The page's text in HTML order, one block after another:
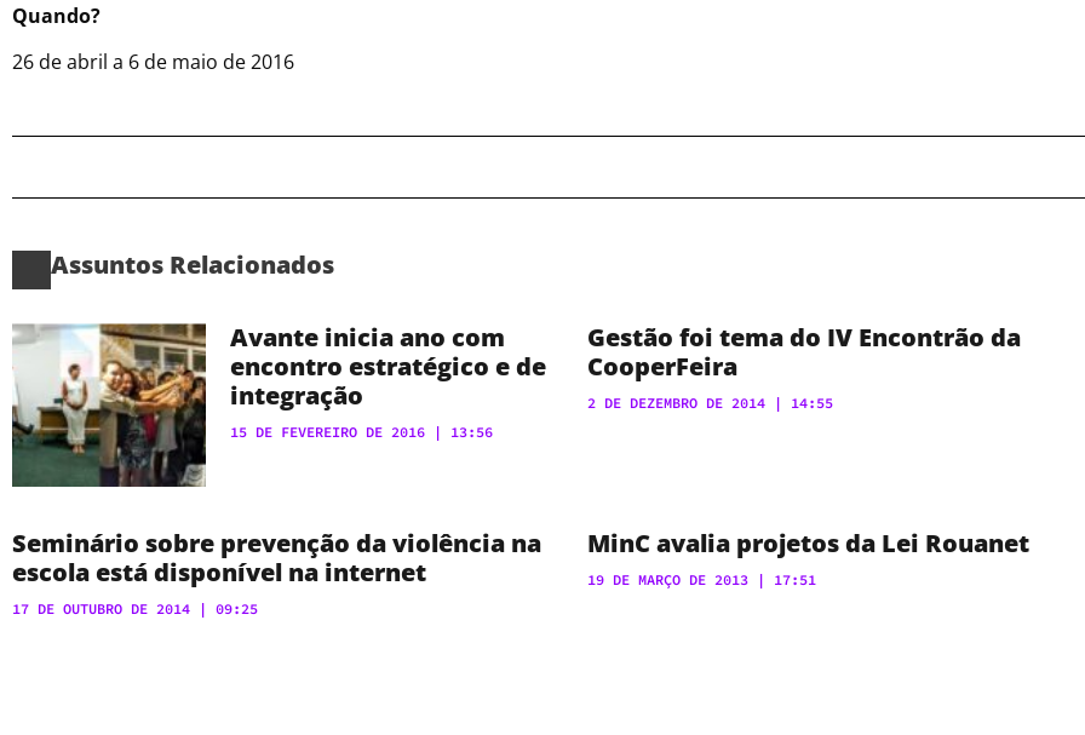
Quando?
26 de abril a 6 de maio de 2016
Assuntos Relacionados
Avante inicia ano com
encontro estratégico e de
integração
15 DE FEVEREIRO DE 2016 13:56
Gestão foi tema do IV Encontrão da
CooperFeira
2 DE DEZEMBRO DE 2014 14:55
Seminário sobre prevenção da violência na
escola está disponível na internet
17 DE OUTUBRO DE 2014 09:25
MinC avalia projetos da Lei Rouanet
19 DE MARÇO DE 2013 17:51